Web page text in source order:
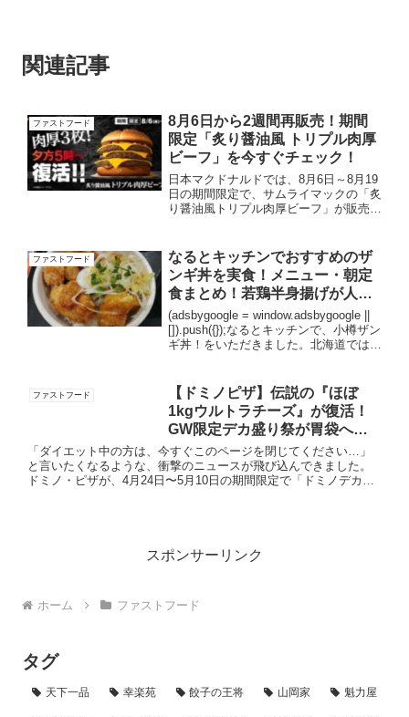
関連記事
ファストフード
8月6日から2週間再販売！期間
限定「炙り醤油風 トリプル肉厚
ビーフ」を今すぐチェック！
日本マクドナルドでは、8月6日～8月19
日の期間限定で、サムライマックの「炙
り醤油風トリプル肉厚ビーフ」が販売さ
ている人気のバーガーです。商品詳細商
品名値段（税込）販売...
ファストフード
なるとキッチンでおすすめのザ
ンギ丼を実食！メニュー・朝定
食まとめ！若鶏半身揚げが人
気！
(adsbygoogle = window.adsbygoogle ||
[]).push({});なるとキッチンで、小樽ザン
ギ丼！をいただきました。北海道では鶏
のが特...
ファストフード
【ドミノピザ】伝説の『ほぼ
1kgウルトラチーズ』が復活！
GW限定デカ盛り祭が胃袋への
ダメージ不可避だった！
「ダイエット中の方は、今すぐこのページを閉じてください…」
と言いたくなるような、衝撃のニュースが飛び込んできました。
ドミノ・ピザが、4月24日〜5月10日の期間限定で「ドミノデカ盛
スポンサーリンク
ホーム ファストフード
タグ
天下一品 幸楽苑 餃子の王将 山岡家 魁力屋